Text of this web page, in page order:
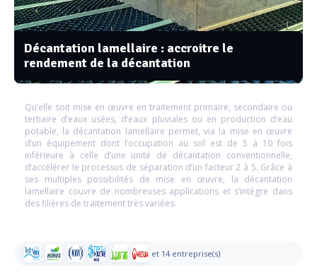
Décantation lamellaire : accroitre le
rendement de la décantation
Qu’elle soit mise en œuvre en traitement primaire, secondaire ou
tertiaire d’eaux usées, d’eaux pluviales ou en production d’eau
potable, la décantation lamellaire permet, via la mise en œuvre
d’un équipement dont l’occupation au sol est de 5 à 10 fois
inférieure à celle d’une unité de décantation conventionnelle,
d’accélérer le processus de séparation d’un facteur 2 à 5. Grâce à
ses multiples possibilités de mise en œuvre, la décantation
lamellaire couvre de nombreuses applications et s’intègre dans
des filières de traitement très variées.
et 14 entreprise(s)